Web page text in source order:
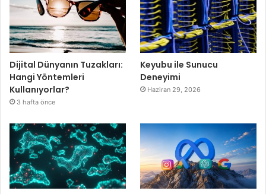
Dijital Dünyanın Tuzakları:
Hangi Yöntemleri
Kullanıyorlar?
3 hafta önce
Keyubu ile Sunucu
Deneyimi
Haziran 29, 2026